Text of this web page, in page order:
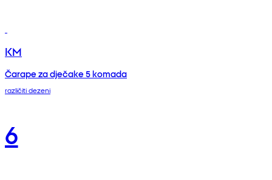
KM
Čarape za dječake 5 komada
različiti dezeni
6